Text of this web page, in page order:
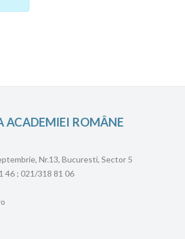
ACADEMIEI ROMÂNE
Nr.13, Bucuresti, Sector 5
46 ; 021/318 81 06